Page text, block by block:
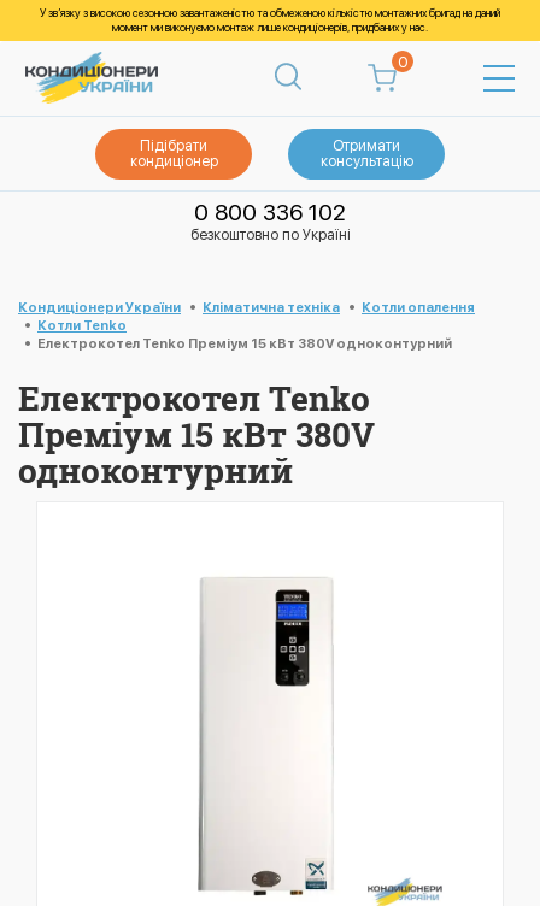
У зв’язку з високою сезонною завантаженістю та обмеженою кількістю монтажних бригад на даний
момент ми виконуємо монтаж лише кондиціонерів, придбаних у нас.
0
Підібрати
кондиціонер
Отримати
консультацію
0 800 336 102
безкоштовно по Україні
Кондиціонери України Кліматична техніка
Котли опалення
Котли Tenko
Електрокотел Tenko Преміум 15 кВт 380V одноконтурний
Електрокотел Tenko
Преміум 15 кВт 380V
одноконтурний